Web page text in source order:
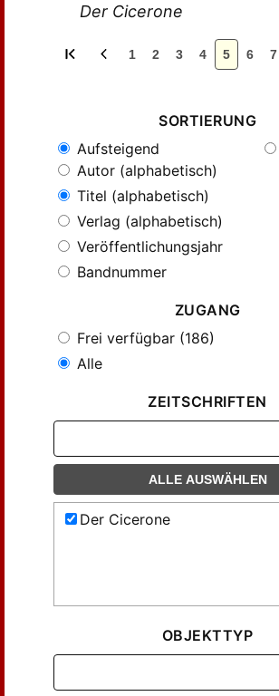
Der Cicerone
1 2 3 4 5 6 7
SORTIERUNG
Aufsteigend
Autor (alphabetisch)
Titel (alphabetisch)
Verlag (alphabetisch)
Veröffentlichungsjahr
Bandnummer
ZUGANG
Frei verfügbar (186)
Alle
ZEITSCHRIFTEN
ALLE AUSWÄHLEN
Der Cicerone
OBJEKTTYP